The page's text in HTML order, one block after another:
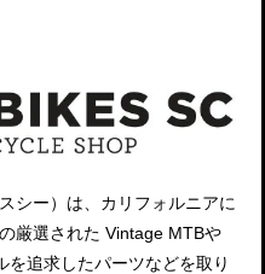
シー）は、カリフォルニアに
厳選された Vintage MTBや
を追求したパーツなどを取り